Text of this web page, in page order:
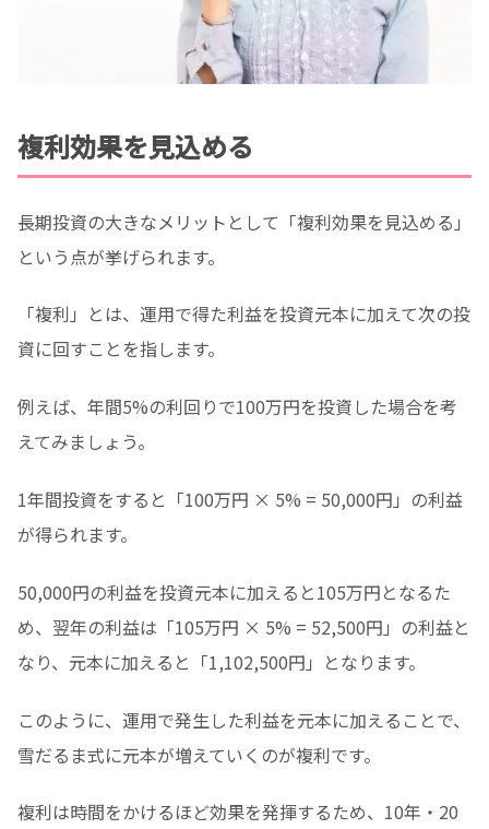
複利効果を見込める
長期投資の大きなメリットとして「複利効果を見込める」
という点が挙げられます。
「複利」とは、運用で得た利益を投資元本に加えて次の投
資に回すことを指します。
例えば、年間5%の利回りで100万円を投資した場合を考
えてみましょう。
1年間投資をすると「100万円 × 5% = 50,000円」の利益
が得られます。
50,000円の利益を投資元本に加えると105万円となるた
め、翌年の利益は「105万円 × 5% = 52,500円」の利益と
なり、元本に加えると「1,102,500円」となります。
このように、運用で発生した利益を元本に加えることで、
雪だるま式に元本が増えていくのが複利です。
複利は時間をかけるほど効果を発揮するため、10年・20